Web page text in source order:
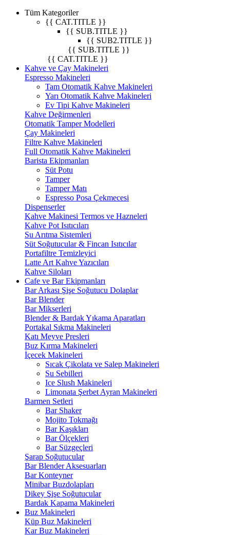
Tüm Kategoriler
{{ CAT.TITLE }}
{{ SUB.TITLE }}
{{ SUB2.TITLE }}
{{ SUB.TITLE }}
{{ CAT.TITLE }}
Kahve ve Çay Makineleri
Espresso Makineleri
Tam Otomatik Kahve Makineleri
Yarı Otomatik Kahve Makineleri
Ev Tipi Kahve Makineleri
Kahve Değirmenleri
Otomatik Tamper Modelleri
Çay Makineleri
Filtre Kahve Makineleri
Full Otomatik Kahve Makineleri
Barista Ekipmanları
Süt Potu
Tamper
Tamper Matı
Espresso Posa Çekmecesi
Dispenserler
Kahve Makinesi Termos ve Hazneleri
Kahve Pot Isıtıcıları
Su Arıtma Sistemleri
Süt Soğutucular & Fincan Isıtıcılar
Portafiltre Temizleyici
Latte Art Kahve Yazıcıları
Kahve Siloları
Cafe ve Bar Ekipmanları
Bar Arkası Şişe Soğutucu Dolaplar
Bar Blender
Bar Mikserleri
Blender & Bardak Yıkama Aparatları
Portakal Sıkma Makineleri
Katı Meyve Presleri
Buz Kırma Makineleri
İçecek Makineleri
Sıcak Çikolata ve Salep Makineleri
Su Sebilleri
Ice Slush Makineleri
Limonata Şerbet Ayran Makineleri
Barmen Setleri
Bar Shaker
Mojito Tokmağı
Bar Kaşıkları
Bar Ölçekleri
Bar Süzgeçleri
Şarap Soğutucular
Bar Blender Aksesuarları
Bar Konteyner
Minibar Buzdolapları
Dikey Şişe Soğutucular
Bardak Kapama Makineleri
Buz Makineleri
Küp Buz Makineleri
Kar Buz Makineleri